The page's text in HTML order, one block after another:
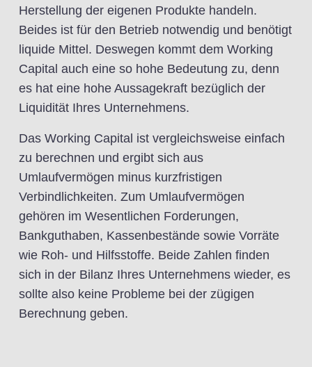
Herstellung der eigenen Produkte handeln.
Beides ist für den Betrieb notwendig und benötigt
liquide Mittel. Deswegen kommt dem Working
Capital auch eine so hohe Bedeutung zu, denn
es hat eine hohe Aussagekraft bezüglich der
Liquidität Ihres Unternehmens.
Das Working Capital ist vergleichsweise einfach
zu berechnen und ergibt sich aus
Umlaufvermögen minus kurzfristigen
Verbindlichkeiten. Zum Umlaufvermögen
gehören im Wesentlichen Forderungen,
Bankguthaben, Kassenbestände sowie Vorräte
wie Roh- und Hilfsstoffe. Beide Zahlen finden
sich in der Bilanz Ihres Unternehmens wieder, es
sollte also keine Probleme bei der zügigen
Berechnung geben.